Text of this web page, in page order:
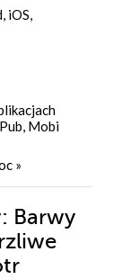
iOS,
Mobi
»
Barwy